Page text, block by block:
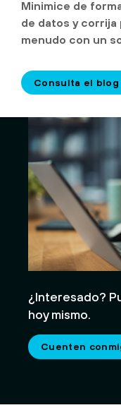
Minimice de
de datos y corrija
menudo con un
Consulta el
¿Interesado?
hoy mismo.
Cuenten